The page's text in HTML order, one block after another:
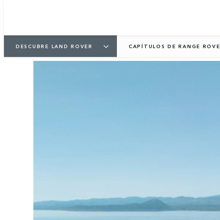
DESCUBRE LAND ROVER CAPÍTULOS DE RANGE